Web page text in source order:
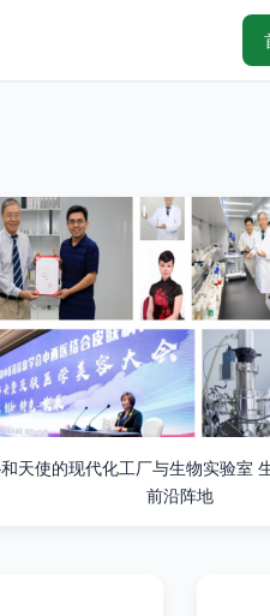
天使的现代化工厂与生物实验室
前沿阵地